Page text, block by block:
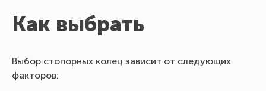
Как выбрать
Выбор стопорных колец зависит от следующих
факторов: